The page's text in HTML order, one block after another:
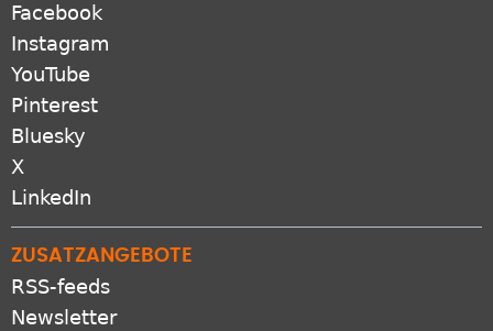
Facebook
Instagram
YouTube
Pinterest
Bluesky
X
LinkedIn
ZUSATZANGEBOTE
RSS-feeds
Newsletter